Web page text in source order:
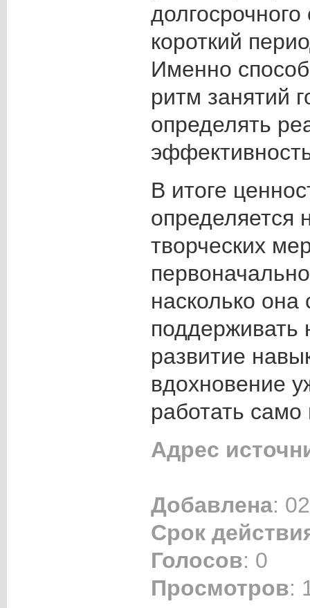
короткий
Именно
ритм занятий
определять
В итоге
определяется
творческих
насколько она
поддерживать
развитие
вдохновение
работать само
Адрес
Добавлена:
Срок
Голосов: 0
Просмотров: